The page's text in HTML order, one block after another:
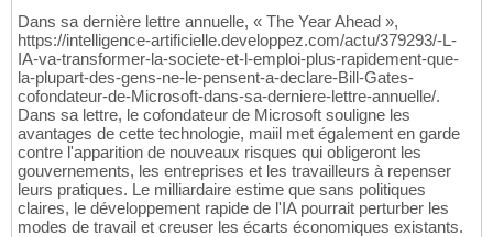
Dans sa dernière lettre annuelle, « The Year Ahead »,
https://intelligence-artificielle.developpez.com/actu/379293/-L-
IA-va-transformer-la-societe-et-l-emploi-plus-rapidement-que-
la-plupart-des-gens-ne-le-pensent-a-declare-Bill-Gates-
cofondateur-de-Microsoft-dans-sa-derniere-lettre-annuelle/.
Dans sa lettre, le cofondateur de Microsoft souligne les
avantages de cette technologie, maiil met également en garde
contre l'apparition de nouveaux risques qui obligeront les
gouvernements, les entreprises et les travailleurs à repenser
leurs pratiques. Le milliardaire estime que sans politiques
claires, le développement rapide de l'IA pourrait perturber les
modes de travail et creuser les écarts économiques existants.